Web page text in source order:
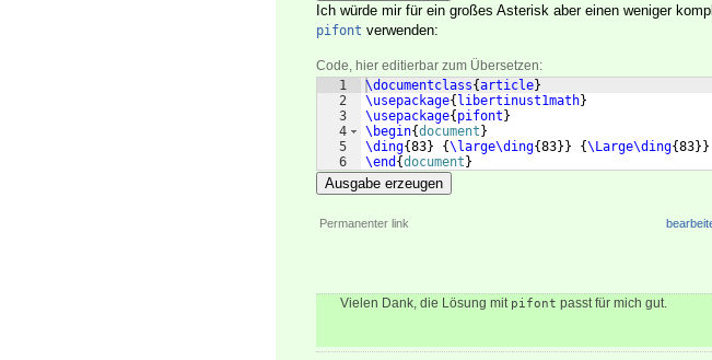
Ich würde mir für ein großes Asterisk aber einen weniger
pifont verwenden:
Code, hier editierbar zum Übersetzen:
1
2
3
4
5
6
\documentclass{article}
\usepackage{ libertinust1math}
\usepackage{ pifont }
\begin{document }
\ding{83} {\large\ding{83}} {\Large\ding{83}}
\end {document }
Ausgabe erzeugen
Permanenter link
Vielen Dank, die Lösung mit pifont passt für mich gut.